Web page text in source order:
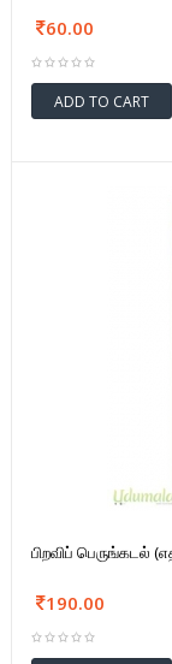
60.00
ADD TO CART
பிறவிப் பெருங்கடல்
190.00